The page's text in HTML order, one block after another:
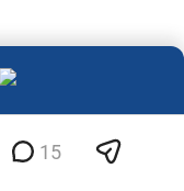
не можем»
а с
захватил
15